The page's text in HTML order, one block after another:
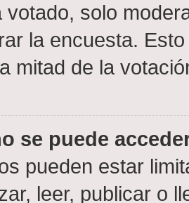
votado, solo
la encuesta.
mitad de la
se puede
pueden estar
leer, publicar o